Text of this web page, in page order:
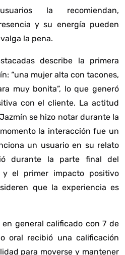
la recomiendan,
y su energía pueden
la pena.
describe la primera
“una mujer alta con tacones,
muy bonita”, lo que generó
con el cliente. La actitud
se hizo notar durante la
la interacción fue un
un usuario en su relato
durante la parte final del
el primer impacto positivo
que la experiencia es
general calificado con 7 de
oral recibió una calificación
para moverse y mantener